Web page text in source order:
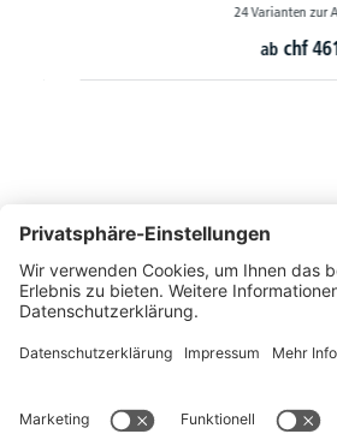
24 Varianten zur
chf 461,-
Montags bis Freitags von 08:30 - 17:00 Uhr
+41 44 240 / 11 55
+41 44 240 / 11 57
info@office-trade.ch